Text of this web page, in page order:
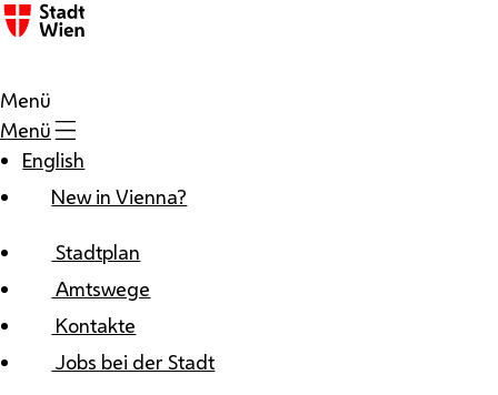
Zum Inhalt
Menü
Menü
English
New in Vienna?
Stadtplan
Amtswege
Kontakte
Jobs bei der Stadt